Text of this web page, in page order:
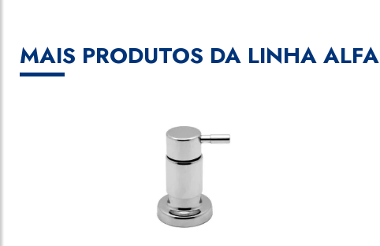
MAIS PRODUTOS DA LINHA ALFA